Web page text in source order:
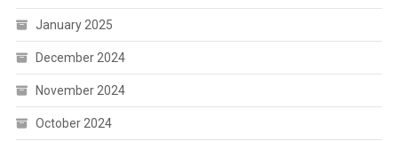
January 2025
December 2024
November 2024
October 2024